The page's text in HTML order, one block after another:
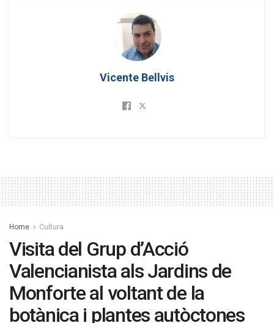
Vicente Bellvis
Home Cultura
Visita del Grup d’Acció
Valencianista als Jardins de
Monforte al voltant de la
botànica i plantes autòctones